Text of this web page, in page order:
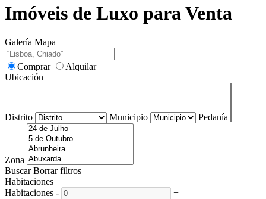
Imóveis de Luxo para Venta
Galería Mapa
Comprar
Alquilar
Ubicación
Distrito Municipio Pedanía
Zona
Buscar Borrar filtros
Habitaciones
Habitaciones -
+